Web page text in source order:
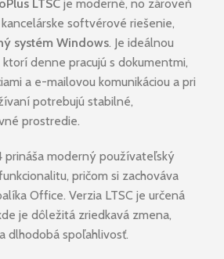
LTSC je moderné, no zároveň
softvérové riešenie,
systém Windows. Je ideálnou
denne pracujú s dokumentmi,
a e-mailovou komunikáciou a pri
potrebujú stabilné,
prostredie.
moderný používateľský
pričom si zachováva
Office. Verzia LTSC je určená
je dôležitá zriedkavá zmena,
dlhodobá spoľahlivosť.